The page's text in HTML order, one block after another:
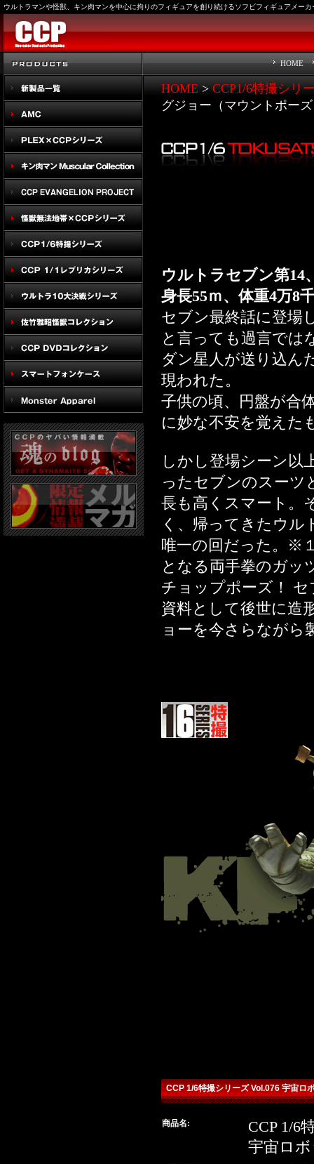
ウルトラマンや怪獣、キン肉マンを中心に拘りのフィギュアを創り続けるソフビフィギュアメーカ
HOME
HOME> CCP1/6特撮シリ
グジョー（マウントポー
ウルトラセブン第14
身長55ｍ、体重4万8
セブン最終話に登場
と言っても過言では
ダン星人が送り込ん
現われた。
子供の頃、円盤が合
に妙な不安を覚えた
しかし登場シーン以
ったセブンのスーツ
長も高くスマート。
く、帰ってきたウル
唯一の回だった。※
となる両手拳のガッ
チョップポーズ！
資料として後世に造
ョーを今さらながら
CCP 1/6特撮シリーズ Vol.076 宇宙ロ
detail
商品名:
CCP 1/6
宇宙ロ